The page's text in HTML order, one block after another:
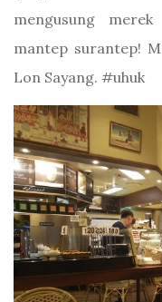
mengusung
mantep surantep!
Lon Sayang. #uhuk